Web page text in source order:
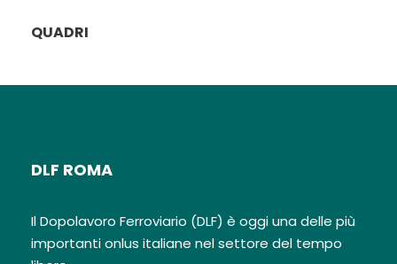
QUADRI
DLF ROMA
Il Dopolavoro Ferroviario (DLF) è oggi una delle più
importanti onlus italiane nel settore del tempo